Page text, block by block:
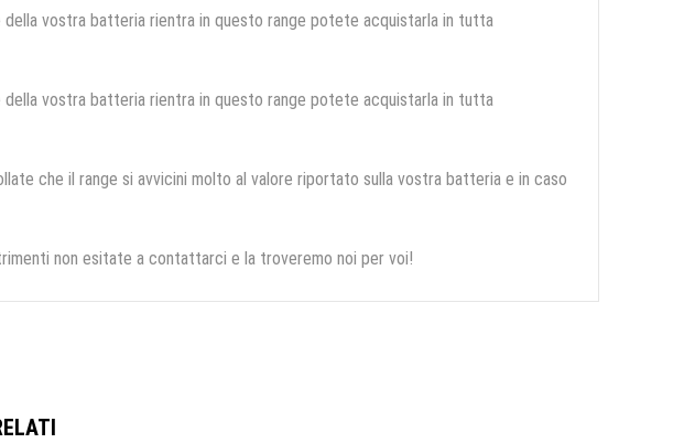
vostra batteria rientra in questo range potete acquistarla in tutta
vostra batteria rientra in questo range potete acquistarla in tutta
che il range si avvicini molto al valore riportato sulla vostra batteria e in caso
non esitate a contattarci e la troveremo noi per voi!